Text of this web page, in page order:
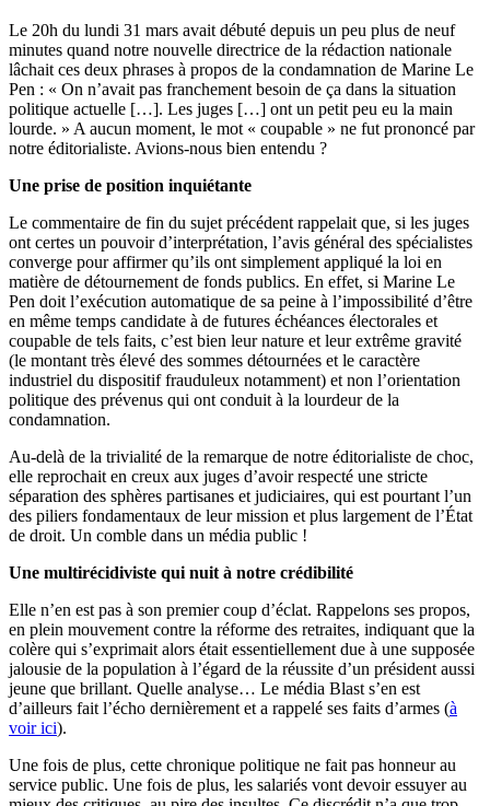
Le 20h du lundi 31 mars avait débuté depuis un peu plus de neuf
minutes quand notre nouvelle directrice de la rédaction nationale
lâchait ces deux phrases à propos de la condamnation de Marine Le
Pen : « On n’avait pas franchement besoin de ça dans la situation
politique actuelle […]. Les juges […] ont un petit peu eu la main
lourde. » A aucun moment, le mot « coupable » ne fut prononcé par
notre éditorialiste. Avions-nous bien entendu ?
Une prise de position inquiétante
Le commentaire de fin du sujet précédent rappelait que, si les juges
ont certes un pouvoir d’interprétation, l’avis général des spécialistes
converge pour affirmer qu’ils ont simplement appliqué la loi en
matière de détournement de fonds publics. En effet, si Marine Le
Pen doit l’exécution automatique de sa peine à l’impossibilité d’être
en même temps candidate à de futures échéances électorales et
coupable de tels faits, c’est bien leur nature et leur extrême gravité
(le montant très élevé des sommes détournées et le caractère
industriel du dispositif frauduleux notamment) et non l’orientation
politique des prévenus qui ont conduit à la lourdeur de la
condamnation.
Au-delà de la trivialité de la remarque de notre éditorialiste de choc,
elle reprochait en creux aux juges d’avoir respecté une stricte
séparation des sphères partisanes et judiciaires, qui est pourtant l’un
des piliers fondamentaux de leur mission et plus largement de l’État
de droit. Un comble dans un média public !
Une multirécidiviste qui nuit à notre crédibilité
Elle n’en est pas à son premier coup d’éclat. Rappelons ses propos,
en plein mouvement contre la réforme des retraites, indiquant que la
colère qui s’exprimait alors était essentiellement due à une supposée
jalousie de la population à l’égard de la réussite d’un président aussi
jeune que brillant. Quelle analyse… Le média Blast s’en est
d’ailleurs fait l’écho dernièrement et a rappelé ses faits d’armes (à
voir ici).
Une fois de plus, cette chronique politique ne fait pas honneur au
service public. Une fois de plus, les salariés vont devoir essuyer au